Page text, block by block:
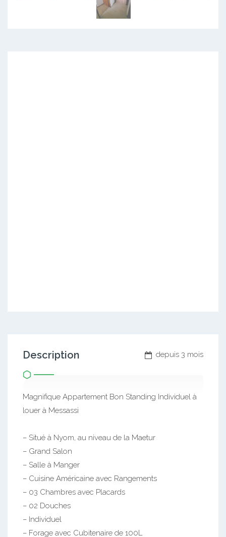
depuis 3 mois
Description
Magnifique Appartement Bon Standing Individuel à
louer à Messassi
– Situé à Nyom, au niveau de la Maetur
– Grand Salon
– Salle à Manger
– Cuisine Américaine avec Rangements
– 03 Chambres avec Placards
– 02 Douches
– Individuel
– Forage avec Cubitenaire de 100L